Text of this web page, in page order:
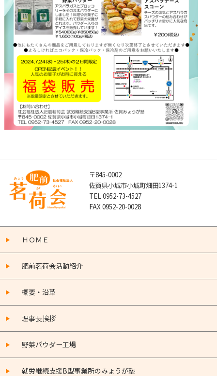
〒845-0002
佐賀県小城市小城町畑田1374-1
TEL 0952-73-4527
FAX 0952-20-0028
ＨＯＭＥ
肥前茗荷会活動紹介
概要・沿革
理事長挨拶
野菜パウダー工場
就労継続支援B型事業所のみょうが塾